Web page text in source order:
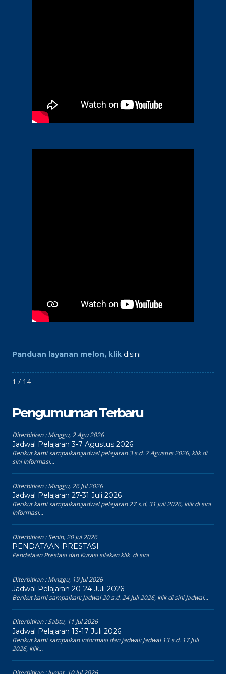
Panduan layanan melon, klik disini
1 / 14
Pengumuman Terbaru
Diterbitkan :Minggu, 2 Agu 2026
Jadwal Pelajaran 3-7 Agustus 2026
Berikut kami sampaikan:jadwal pelajaran 3 s.d. 7 Agustus 2026, klik di
sini Informasi...